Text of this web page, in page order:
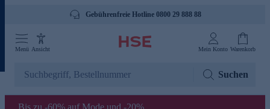
Gebührenfreie Hotline 0800 29 888 88
Menü Ansicht Mein Konto Warenkorb
Suchen
Bis zu -60% auf Mode und -20%